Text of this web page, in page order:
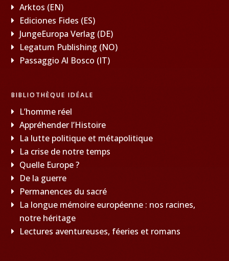
Arktos (EN)
Ediciones Fides (ES)
JungeEuropa Verlag (DE)
Legatum Publishing (NO)
Passaggio Al Bosco (IT)
BIBLIOTHÈQUE IDÉALE
L’homme réel
Appréhender l’Histoire
La lutte politique et métapolitique
La crise de notre temps
Quelle Europe ?
De la guerre
Permanences du sacré
La longue mémoire européenne : nos racines,
notre héritage
Lectures aventureuses, féeries et romans